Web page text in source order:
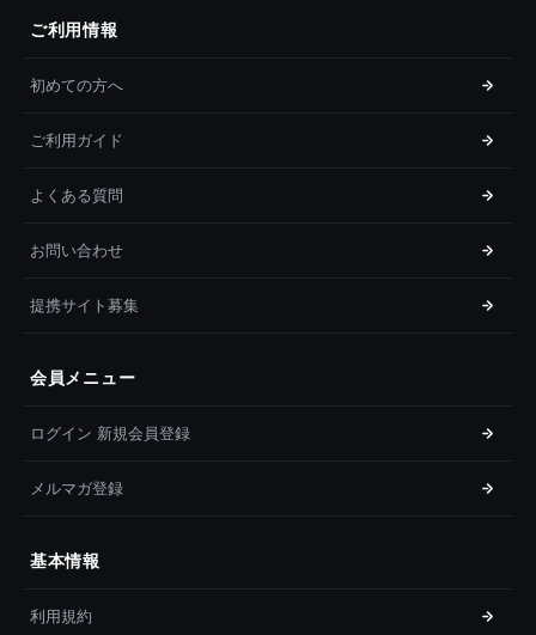
ご利用情報
初めての方へ
ご利用ガイド
よくある質問
お問い合わせ
提携サイト募集
会員メニュー
ログイン 新規会員登録
メルマガ登録
基本情報
利用規約